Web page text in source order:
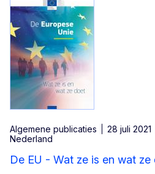
Algemene publicaties 28 juli 2021
Nederland
De EU - Wat ze is en wat ze